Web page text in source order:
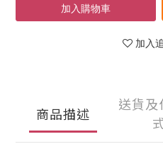
加入購物車
加入
商品描述
送貨及